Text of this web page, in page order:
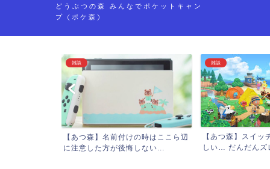
どうぶつの森 みんなでポケットキャン
プ (ポケ森)
付けの時はここら辺
【あつ森】スイッチで岩スコップ難
しい… だんだんズレて失...
雑談
【あつ森
めてなん